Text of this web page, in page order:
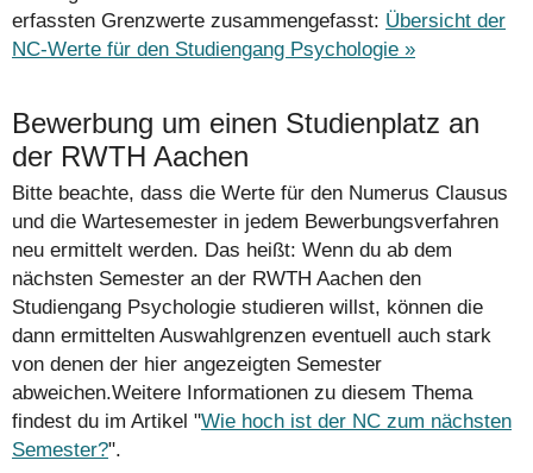
erfassten Grenzwerte zusammengefasst: Übersicht der
NC-Werte für den Studiengang Psychologie »
Bewerbung um einen Studienplatz an
der RWTH Aachen
Bitte beachte, dass die Werte für den Numerus Clausus
und die Wartesemester in jedem Bewerbungsverfahren
neu ermittelt werden. Das heißt: Wenn du ab dem
nächsten Semester an der RWTH Aachen den
Studiengang Psychologie studieren willst, können die
dann ermittelten Auswahlgrenzen eventuell auch stark
von denen der hier angezeigten Semester
abweichen.Weitere Informationen zu diesem Thema
findest du im Artikel "Wie hoch ist der NC zum nächsten
Semester?".